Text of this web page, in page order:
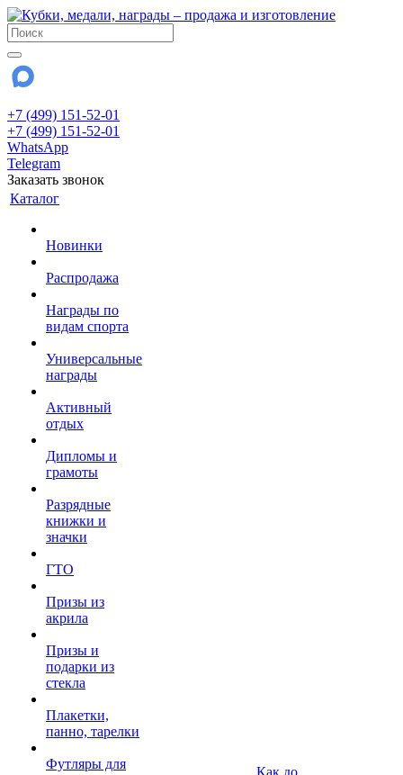
+7 (499) 151-52-01
+7 (499) 151-52-01
WhatsApp
Telegram
Заказать звонок
Каталог
Новинки
Распродажа
Награды по
видам спорта
Универсальные
награды
Активный
отдых
Дипломы и
грамоты
Разрядные
книжки и
значки
ГТО
Призы из
акрила
Призы и
подарки из
стекла
Плакетки,
панно, тарелки
Футляры для
Как до